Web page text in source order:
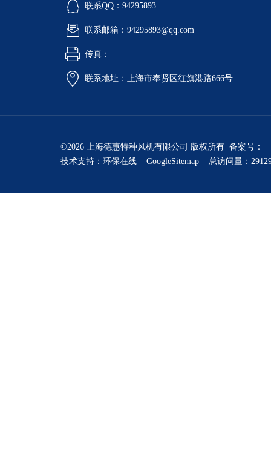
联系QQ：94295893
联系邮箱：94295893@qq.com
传真：
联系地址：上海市奉贤区红旗港路666号
©2026 上海德惠特种风机有限公司 版权所有 备案号：
技术支持： 环保在线 GoogleSitemap 总访问量：